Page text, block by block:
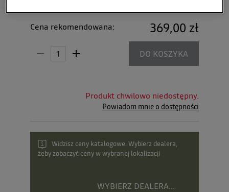
Cena rekomendowana: 369,00 zł
DO KOSZYKA
Produkt chwilowo niedostępny.
Powiadom mnie o dostępności
Widzisz ceny katalogowe. Wybierz dealera,
żeby zobaczyć ceny w wybranej lokalizacji
WYBIERZ DEALERA...